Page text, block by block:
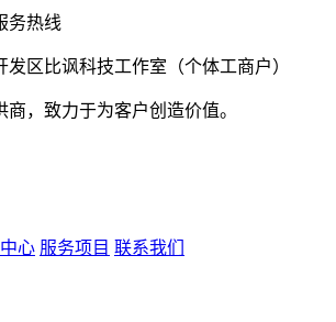
务热线
区比讽科技工作室（个体工商户）
，致力于为客户创造价值。
心 服务项目 联系我们